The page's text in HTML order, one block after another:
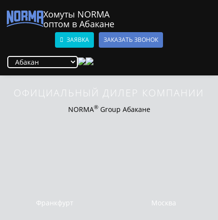
Хомуты NORMA
оптом в Абакане
ЗАЯВКА ЗАКАЗАТЬ ЗВОНОК
ОФИЦИАЛЬНЫЙ ДИЛЕР КОМПАНИИ
NORMA®Group Абакане
Франкфурт Москва